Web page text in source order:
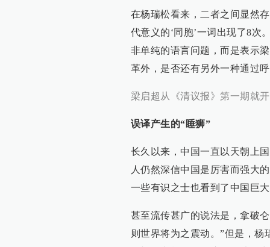
在杨瑞松看来，二者之间显然
代意义的‘同胞’一词出现了8次
非单纯的语言问题，而是表示
革外，是否还有另外一种通过
梁启超从《清议报》第一期就
误译产生的“睡狮”
长久以来，中国一直以天朝上
人仍然深信中国是厉害而强大
一些有识之士也看到了中国巨
甚至流传甚广的说法是，拿破
则世界将为之震动。”但是，